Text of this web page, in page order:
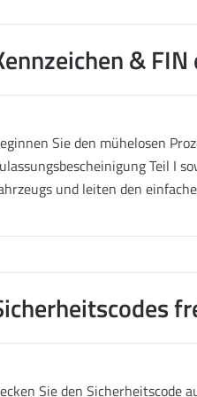
&
Sie den mühelosen
Teil I
und leiten den
Sie den Sicherheitscode